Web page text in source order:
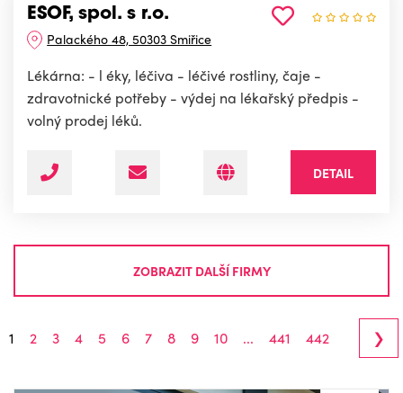
ESOF, spol. s r.o.
Palackého 48, 50303 Smiřice
Lékárna: - l éky, léčiva - léčivé rostliny, čaje -
zdravotnické potřeby - výdej na lékařský předpis -
volný prodej léků.
DETAIL
ZOBRAZIT DALŠÍ FIRMY
1 2 3 4 5 6 7 8 9 10 ... 441 442 ›